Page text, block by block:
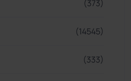
(373)
(14545)
(333)